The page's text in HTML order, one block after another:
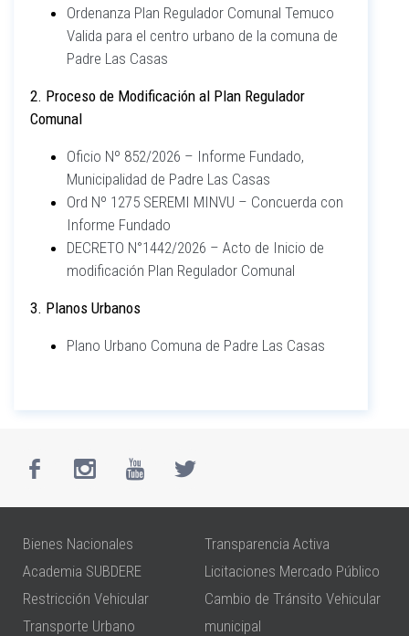
Ordenanza Plan Regulador Comunal Temuco
Valida para el centro urbano de la comuna de
Padre Las Casas
2. Proceso de Modificación al Plan Regulador
Comunal
Oficio Nº 852/2026 – Informe Fundado,
Municipalidad de Padre Las Casas
Ord Nº 1275 SEREMI MINVU – Concuerda con
Informe Fundado
DECRETO N°1442/2026 – Acto de Inicio de
modificación Plan Regulador Comunal
3. Planos Urbanos
Plano Urbano Comuna de Padre Las Casas
Bienes Nacionales
Academia SUBDERE
Restricción Vehicular
Transporte Urbano
Transparencia Activa
Licitaciones Mercado Público
Cambio de Tránsito Vehicular
municipal